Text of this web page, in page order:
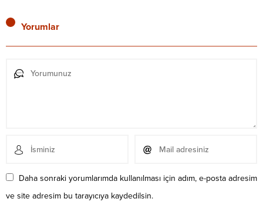
Yorumlar
Daha sonraki yorumlarımda kullanılması için adım, e-posta adresim
ve site adresim bu tarayıcıya kaydedilsin.